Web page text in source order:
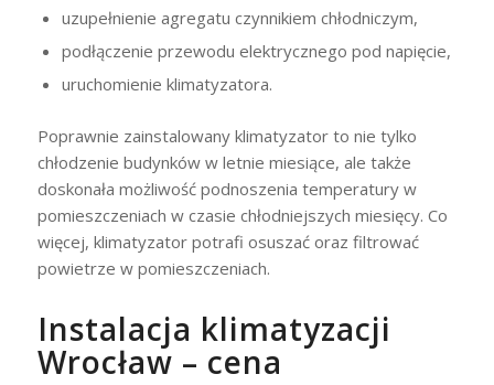
uzupełnienie agregatu czynnikiem chłodniczym,
podłączenie przewodu elektrycznego pod napięcie,
uruchomienie klimatyzatora.
Poprawnie zainstalowany klimatyzator to nie tylko
chłodzenie budynków w letnie miesiące, ale także
doskonała możliwość podnoszenia temperatury w
pomieszczeniach w czasie chłodniejszych miesięcy. Co
więcej, klimatyzator potrafi osuszać oraz filtrować
powietrze w pomieszczeniach.
Instalacja klimatyzacji
Wrocław – cena